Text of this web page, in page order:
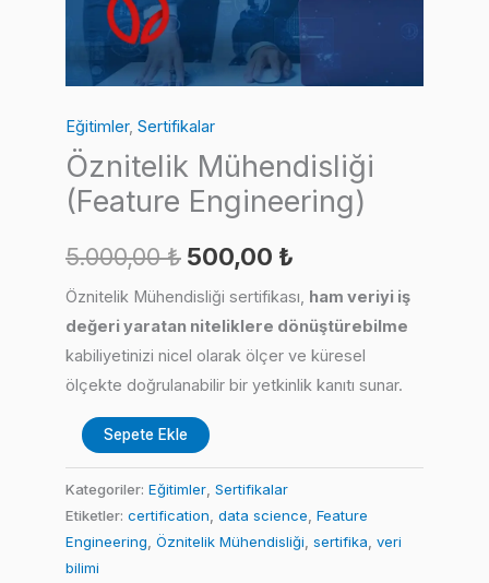
Eğitimler, Sertifikalar
Öznitelik Mühendisliği
(Feature Engineering)
5.000,00₺ Orijinal
fiyat:
5.000,00 ₺.
500,00 ₺
andaki
fiyat:
500,00 ₺.
Öznitelik Mühendisliği sertifikası, ham veriyi iş
değeri yaratan niteliklere dönüştürebilme
kabiliyetinizi nicel olarak ölçer ve küresel
ölçekte doğrulanabilir bir yetkinlik kanıtı sunar.
Öznitelik
Mühendisliği
(Feature
Engineering)
adet
Sepete Ekle
Kategoriler: Eğitimler Sertifikalar
Etiketler: certification data science Feature
Engineering Öznitelik Mühendisliği sertifika veri
bilimi